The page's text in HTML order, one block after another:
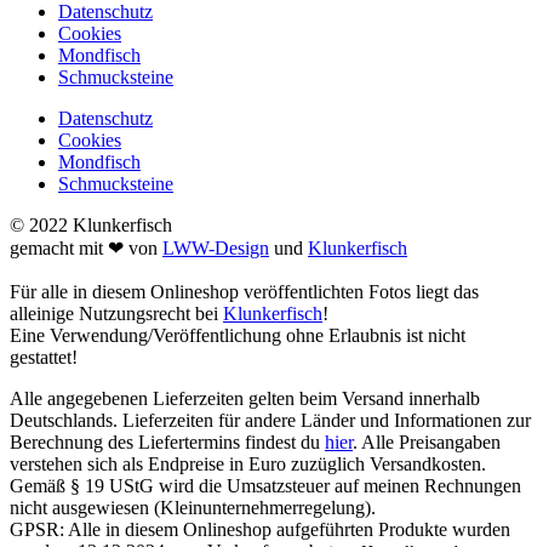
Datenschutz
Cookies
Mondfisch
Schmucksteine
Datenschutz
Cookies
Mondfisch
Schmucksteine
© 2022 Klunkerfisch
gemacht mit ❤ von LWW-Design und Klunkerfisch
Für alle in diesem Onlineshop veröffentlichten Fotos liegt das
alleinige Nutzungsrecht bei Klunkerfisch!
Eine Verwendung/Veröffentlichung ohne Erlaubnis ist nicht
gestattet!
Alle angegebenen Lieferzeiten gelten beim Versand innerhalb
Deutschlands. Lieferzeiten für andere Länder und Informationen zur
Berechnung des Liefertermins findest du hier. Alle Preisangaben
verstehen sich als Endpreise in Euro zuzüglich Versandkosten.
Gemäß § 19 UStG wird die Umsatzsteuer auf meinen Rechnungen
nicht ausgewiesen (Kleinunternehmerregelung).
GPSR: Alle in diesem Onlineshop aufgeführten Produkte wurden